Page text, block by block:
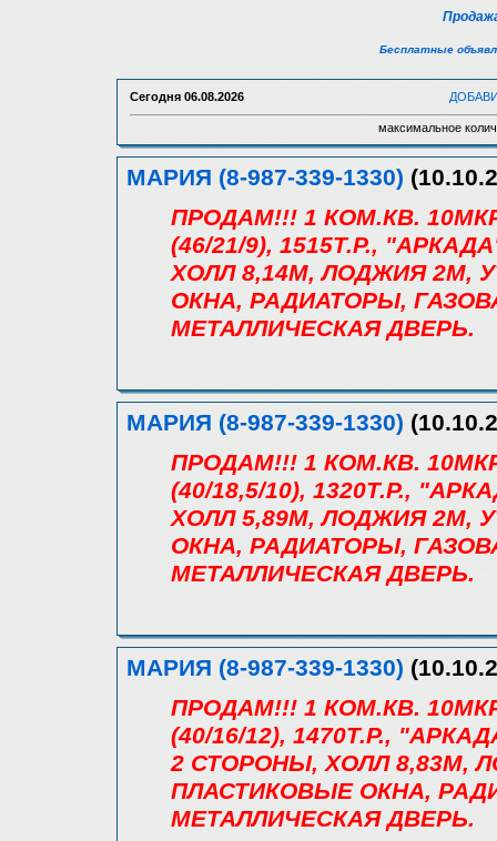
Бесплатные
Сегодня 06.08.2026
максимальное
МАРИЯ (8-987-339-1330)
ПРОДАМ!!! 1 КОМ.КВ.
(46/21/9), 1515Т.Р.,
ХОЛЛ 8,14М, ЛОДЖИЯ 2М,
ОКНА, РАДИАТОРЫ,
МЕТАЛЛИЧЕСКАЯ ДВЕРЬ.
МАРИЯ (8-987-339-1330)
ПРОДАМ!!! 1 КОМ.КВ.
(40/18,5/10), 1320Т.Р.,
ХОЛЛ 5,89М, ЛОДЖИЯ 2М,
ОКНА, РАДИАТОРЫ,
МЕТАЛЛИЧЕСКАЯ ДВЕРЬ.
МАРИЯ (8-987-339-1330)
ПРОДАМ!!! 1 КОМ.КВ.
(40/16/12), 1470Т.Р.,
2 СТОРОНЫ, ХОЛЛ 8,83М,
ПЛАСТИКОВЫЕ ОКНА,
МЕТАЛЛИЧЕСКАЯ ДВЕРЬ.